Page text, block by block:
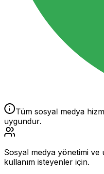
Tüm sosyal medya
uygundur.
Sosyal medya yönetimi
kullanım isteyenler için.